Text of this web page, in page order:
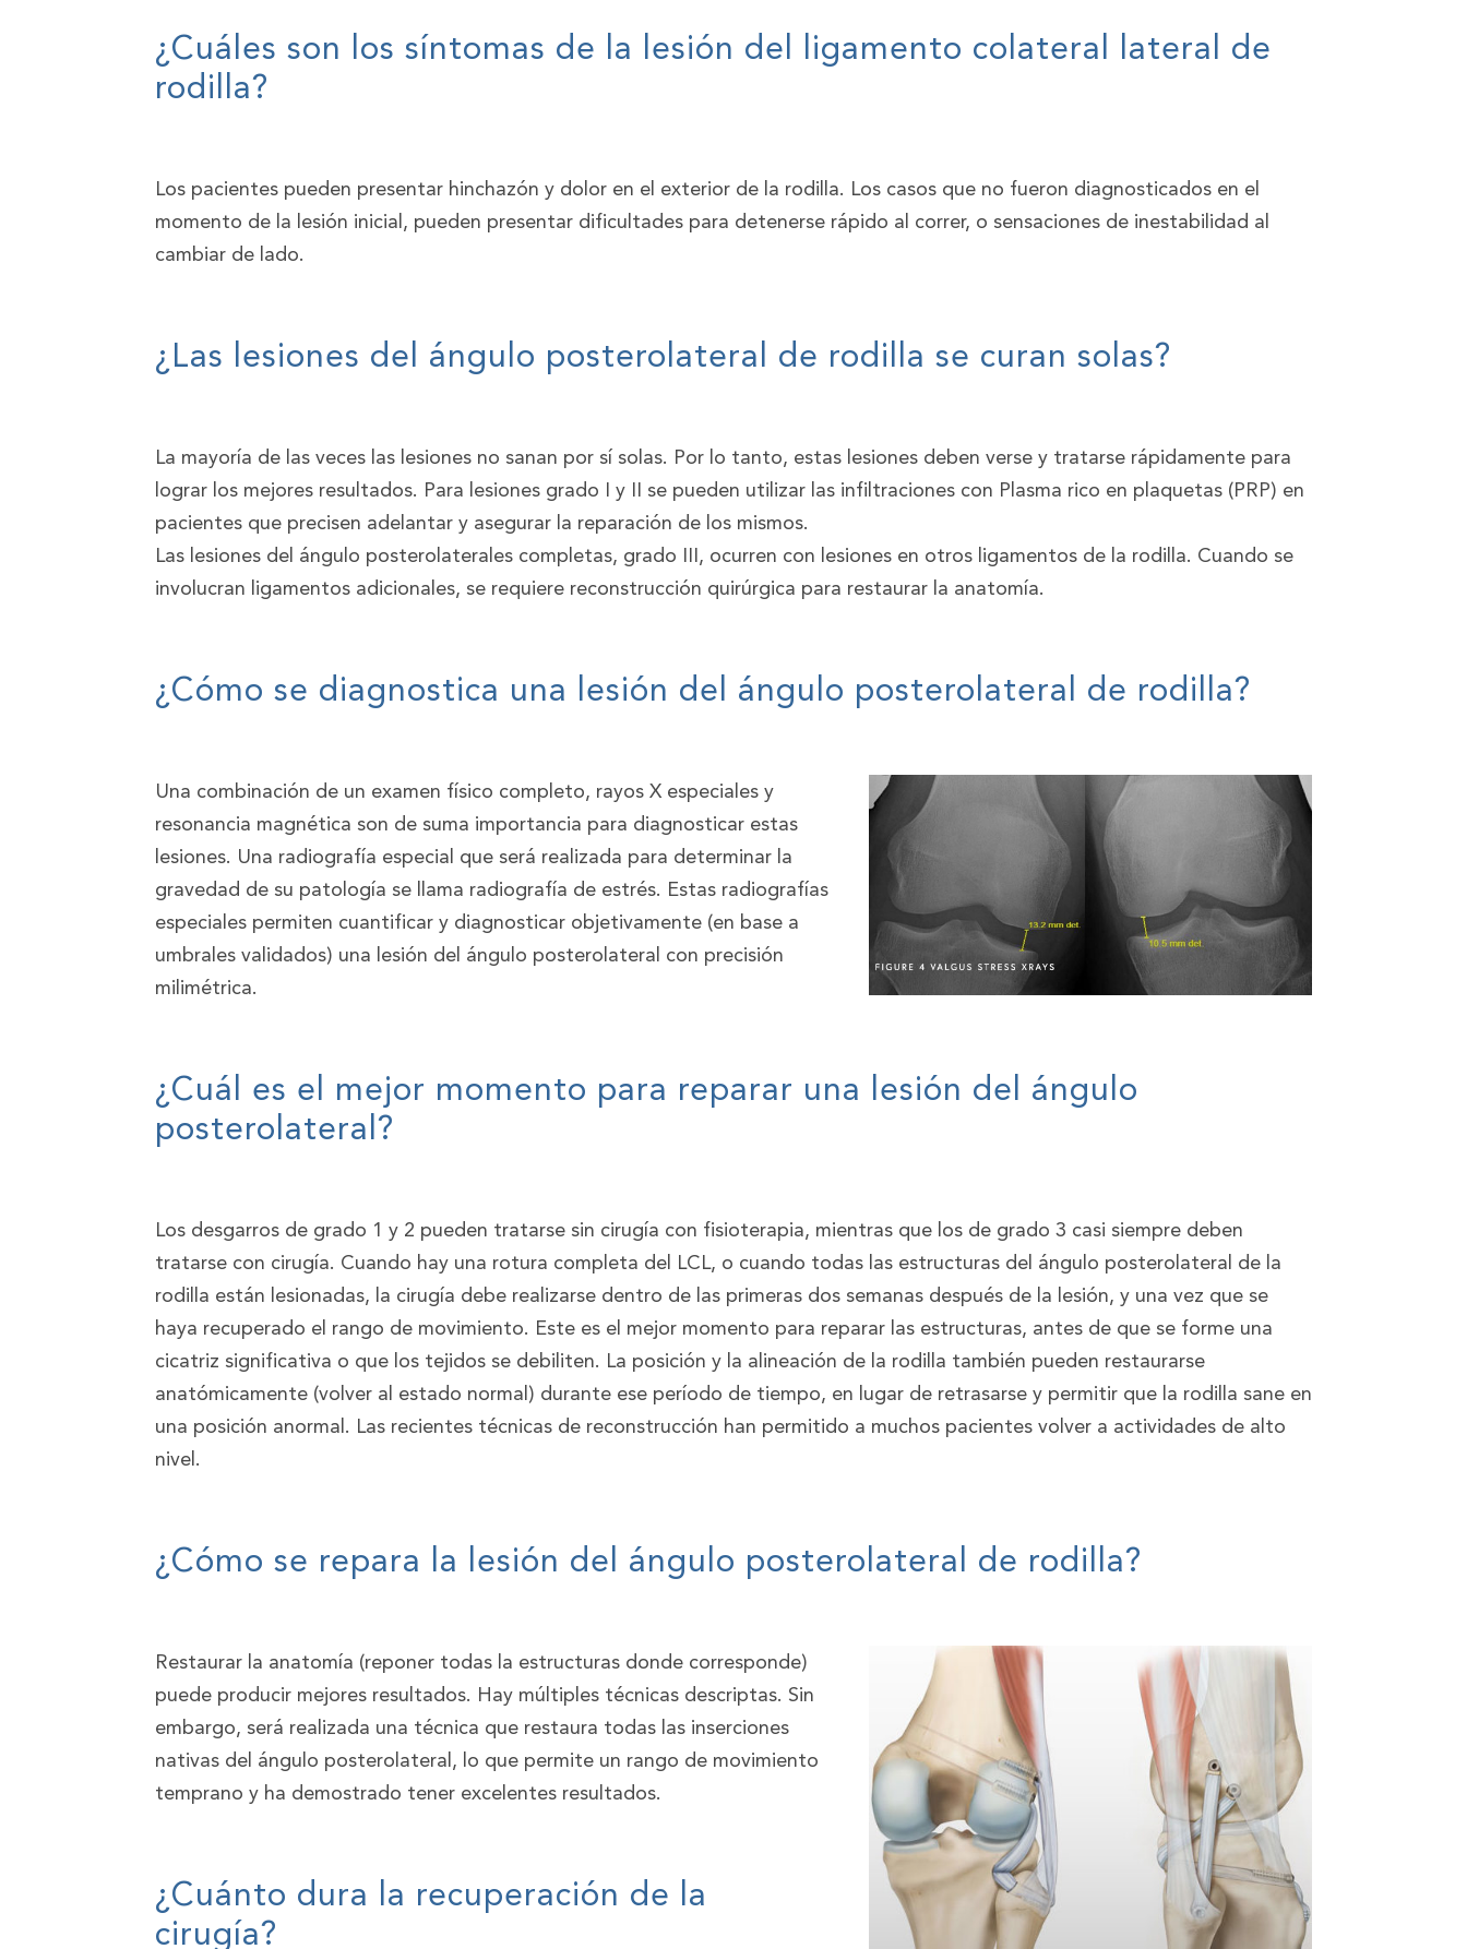
¿Cuáles son los síntomas de la lesión del ligamento colateral lateral de
rodilla?
Los pacientes pueden presentar hinchazón y dolor en el exterior de la rodilla. Los casos que no fueron diagnosticados en el
momento de la lesión inicial, pueden presentar dificultades para detenerse rápido al correr, o sensaciones de inestabilidad al
cambiar de lado.
¿Las lesiones del ángulo posterolateral de rodilla se curan solas?
La mayoría de las veces las lesiones no sanan por sí solas. Por lo tanto, estas lesiones deben verse y tratarse rápidamente para
lograr los mejores resultados. Para lesiones grado I y II se pueden utilizar las infiltraciones con Plasma rico en plaquetas (PRP) en
pacientes que precisen adelantar y asegurar la reparación de los mismos.
Las lesiones del ángulo posterolaterales completas, grado III, ocurren con lesiones en otros ligamentos de la rodilla. Cuando se
involucran ligamentos adicionales, se requiere reconstrucción quirúrgica para restaurar la anatomía.
¿Cómo se diagnostica una lesión del ángulo posterolateral de rodilla?
Una combinación de un examen físico completo, rayos X especiales y
resonancia magnética son de suma importancia para diagnosticar estas
lesiones. Una radiografía especial que será realizada para determinar la
gravedad de su patología se llama radiografía de estrés. Estas radiografías
especiales permiten cuantificar y diagnosticar objetivamente (en base a
umbrales validados) una lesión del ángulo posterolateral con precisión
milimétrica.
¿Cuál es el mejor momento para reparar una lesión del ángulo
posterolateral?
Los desgarros de grado 1 y 2 pueden tratarse sin cirugía con fisioterapia, mientras que los de grado 3 casi siempre deben
tratarse con cirugía. Cuando hay una rotura completa del LCL, o cuando todas las estructuras del ángulo posterolateral de la
rodilla están lesionadas, la cirugía debe realizarse dentro de las primeras dos semanas después de la lesión, y una vez que se
haya recuperado el rango de movimiento. Este es el mejor momento para reparar las estructuras, antes de que se forme una
cicatriz significativa o que los tejidos se debiliten. La posición y la alineación de la rodilla también pueden restaurarse
anatómicamente (volver al estado normal) durante ese período de tiempo, en lugar de retrasarse y permitir que la rodilla sane en
una posición anormal. Las recientes técnicas de reconstrucción han permitido a muchos pacientes volver a actividades de alto
nivel.
¿Cómo se repara la lesión del ángulo posterolateral de rodilla?
Restaurar la anatomía (reponer todas la estructuras donde corresponde)
puede producir mejores resultados. Hay múltiples técnicas descriptas. Sin
embargo, será realizada una técnica que restaura todas las inserciones
nativas del ángulo posterolateral, lo que permite un rango de movimiento
temprano y ha demostrado tener excelentes resultados.
¿Cuánto dura la recuperación de la
cirugía?